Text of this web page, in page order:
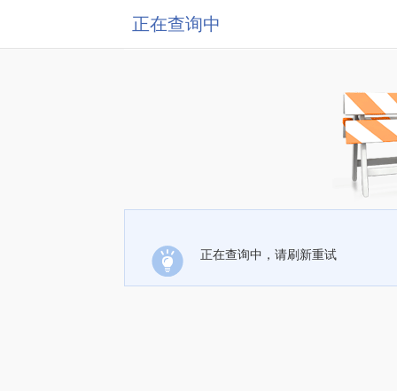
正在查询中
正在查询中，请刷新重试